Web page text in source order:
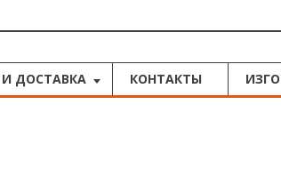
ДОСТАВКА КОНТАКТЫ